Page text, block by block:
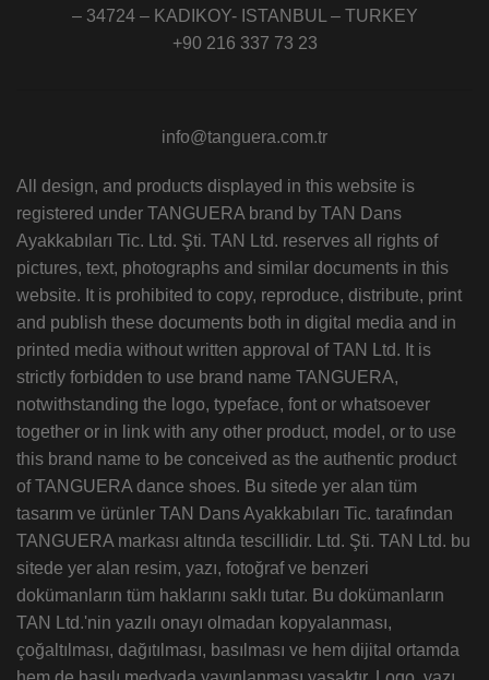
– 34724 – KADIKOY- ISTANBUL – TURKEY
+90 216 337 73 23
info@tanguera.com.tr
All design, and products displayed in this website is
registered under TANGUERA brand by TAN Dans
Ayakkabıları Tic. Ltd. Şti. TAN Ltd. reserves all rights of
pictures, text, photographs and similar documents in this
website. It is prohibited to copy, reproduce, distribute, print
and publish these documents both in digital media and in
printed media without written approval of TAN Ltd. It is
strictly forbidden to use brand name TANGUERA,
notwithstanding the logo, typeface, font or whatsoever
together or in link with any other product, model, or to use
this brand name to be conceived as the authentic product
of TANGUERA dance shoes. Bu sitede yer alan tüm
tasarım ve ürünler TAN Dans Ayakkabıları Tic. tarafından
TANGUERA markası altında tescillidir. Ltd. Şti. TAN Ltd. bu
sitede yer alan resim, yazı, fotoğraf ve benzeri
dokümanların tüm haklarını saklı tutar. Bu dokümanların
TAN Ltd.'nin yazılı onayı olmadan kopyalanması,
çoğaltılması, dağıtılması, basılması ve hem dijital ortamda